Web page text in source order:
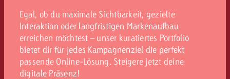
Egal, ob du maximale Sichtbarkeit, gezielte
Interaktion oder langfristigen Markenaufbau
erreichen möchtest – unser kuratiertes Portfolio
bietet dir für jedes Kampagnenziel die perfekt
passende Online-Lösung. Steigere jetzt deine
digitale Präsenz!